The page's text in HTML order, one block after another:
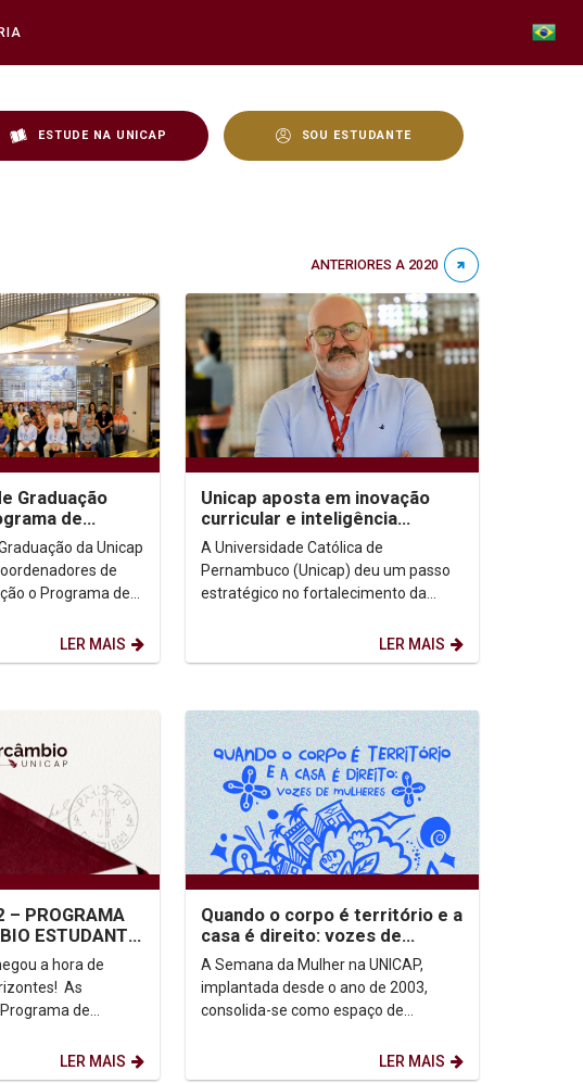
ESTUDE NA UNICAP SOU ESTUDANTE
ANTERIORES A 2020
Graduação
de
Estratégico
da Unicap
de
o Programa de
LER MAIS
Unicap aposta em inovação
curricular e inteligência
acadêmica e lança Gerência de
Desenvolvimento...
A Universidade Católica de
Pernambuco (Unicap) deu um passo
estratégico no fortalecimento da
lançamento da nova Gerência de...
LER MAIS
– PROGRAMA
ESTUDANTIL
As
de
LER MAIS
Quando o corpo é território e a
casa é direito: vozes de
mulheres - 24 semana da
mulher na unicap
A Semana da Mulher na UNICAP,
implantada desde o ano de 2003,
consolida-se como espaço de
LER MAIS